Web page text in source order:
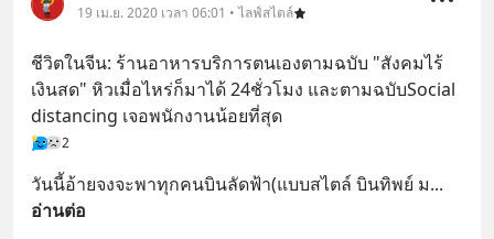
19 เม.ย. 2020 เวลา 06:01 • ไลฟ์สไตล์
ชีวิตในจีน: ร้านอาหารบริการตนเองตามฉบับ "สังคมไร้
เงินสด" หิวเมื่อไหร่ก็มาได้ 24ชั่วโมง และตามฉบับSocial
distancing เจอพนักงานน้อยที่สุด
2
วันนี้อ้ายจงจะพาทุกคนบินลัดฟ้า(แบบสไตล์ บินทิพย์ ม
อ่านต่อ